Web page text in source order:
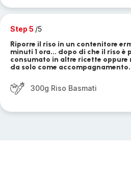
Step 5 /5
Riporre il riso in un contenitore
minuti 1 ora... dopo di che il riso è
consumato in altre ricette
da solo come accompagnamento.
300g Riso Basmati